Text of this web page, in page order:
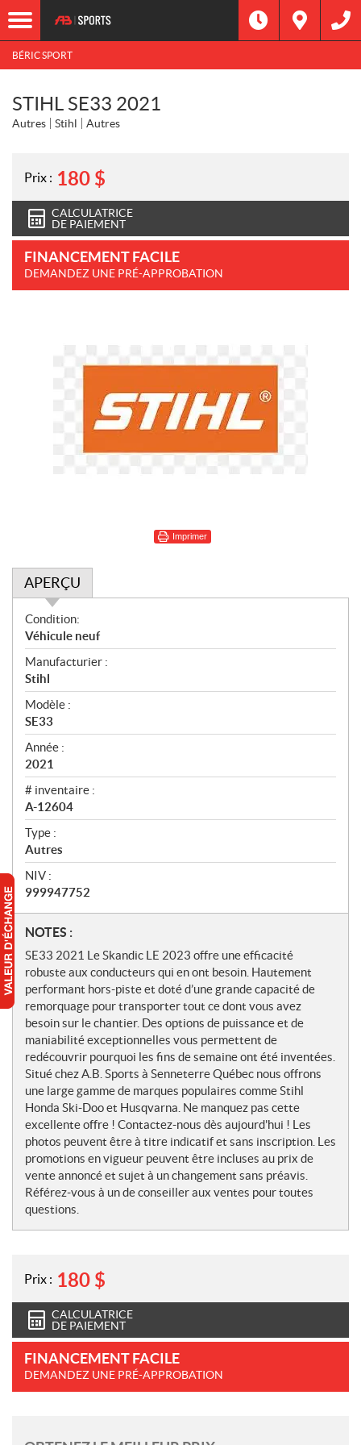
BÉRIC SPORT
STIHL SE33 2021
Autres Stihl Autres
Prix : 180 $
CALCULATRICE
DE PAIEMENT
FINANCEMENT FACILE
DEMANDEZ UNE PRÉ-APPROBATION
Imprimer
APERÇU
A
p
e
r
ç
u
Condition:
Véhicule neuf
Manufacturier :
Stihl
Modèle :
SE33
Année :
2021
# inventaire :
A-12604
Type :
Autres
NIV :
999947752
N
o
t
e
s
NOTES :
SE33 2021 Le Skandic LE 2023 offre une efficacité
robuste aux conducteurs qui en ont besoin. Hautement
performant hors-piste et doté d’une grande capacité de
remorquage pour transporter tout ce dont vous avez
besoin sur le chantier. Des options de puissance et de
maniabilité exceptionnelles vous permettent de
redécouvrir pourquoi les fins de semaine ont été inventées.
Situé chez A.B. Sports à Senneterre Québec nous offrons
une large gamme de marques populaires comme Stihl
Honda Ski-Doo et Husqvarna. Ne manquez pas cette
excellente offre ! Contactez-nous dès aujourd'hui ! Les
photos peuvent être à titre indicatif et sans inscription. Les
promotions en vigueur peuvent être incluses au prix de
vente annoncé et sujet à un changement sans préavis.
Référez-vous à un de conseiller aux ventes pour toutes
questions.
Prix : 180 $
CALCULATRICE
DE PAIEMENT
FINANCEMENT FACILE
DEMANDEZ UNE PRÉ-APPROBATION